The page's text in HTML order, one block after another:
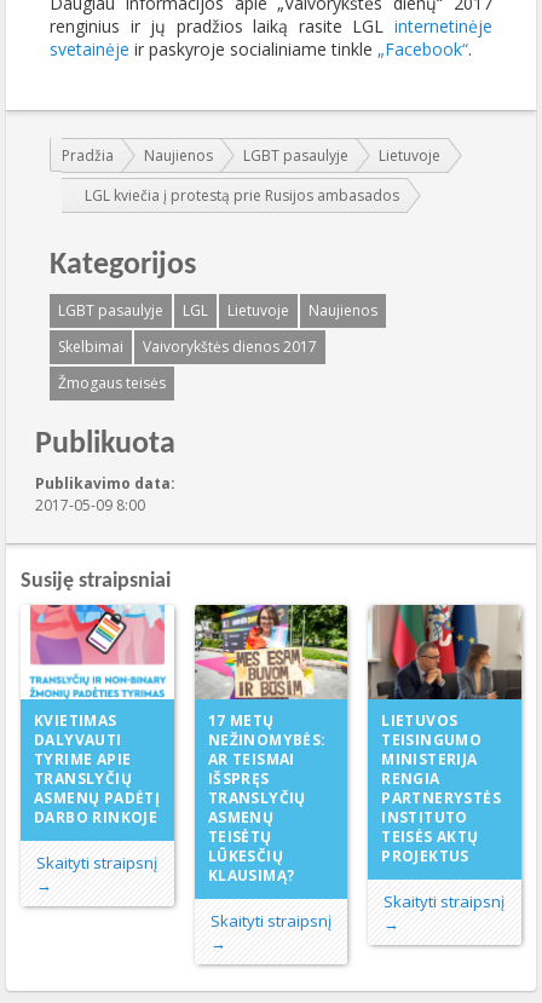
renginius ir jų pradžios laiką rasite LGL internetinėje
svetainėje ir paskyroje socialiniame tinkle „Facebook“.
Jūs esate čia:
Pradžia Naujienos LGBT pasaulyje
Lietuvoje
LGL kviečia į protestą prie Rusijos ambasados
Kategorijos
LGBT pasaulyje LGL Lietuvoje
Naujienos
Skelbimai
Vaivorykštės dienos 2017
Žmogaus teisės
Publikuota
Publikavimo data:
2017-05-09 8:00
Susiję straipsniai
KVIETIMAS
DALYVAUTI
TYRIME APIE
TRANSLYČIŲ
ASMENŲ PADĖTĮ
DARBO RINKOJE
Skaityti straipsnį
→
17 METŲ
NEŽINOMYBĖS:
AR TEISMAI
IŠSPRĘS
TRANSLYČIŲ
ASMENŲ
TEISĖTŲ
LŪKESČIŲ
KLAUSIMĄ?
Skaityti straipsnį
→
LIETUVOS
TEISINGUMO
MINISTERIJA
RENGIA
PARTNERYSTĖS
INSTITUTO
TEISĖS AKTŲ
PROJEKTUS
Skaityti straipsnį
→